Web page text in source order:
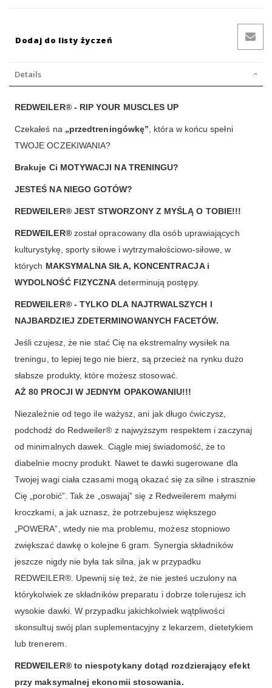
Dodaj do listy życzeń
Details
REDWEILER® - RIP YOUR MUSCLES UP
Czekałeś na „przedtreningówkę” , która w końcu spełni
TWOJE OCZEKIWANIA?
Brakuje Ci MOTYWACJI NA TRENINGU?
JESTEŚ NA NIEGO GOTÓW?
REDWEILER® JEST STWORZONY Z MYŚLĄ O TOBIE!!!
REDWEILER®został opracowany dla osób uprawiających
kulturystykę, sporty siłowe i wytrzymałościowo-siłowe, w
których MAKSYMALNA SIŁA, KONCENTRACJA i
WYDOLNOŚĆ FIZYCZNA determinują postępy.
REDWEILER® - TYLKO DLA NAJTRWALSZYCH I
NAJBARDZIEJ ZDETERMINOWANYCH FACETÓW.
Jeśli czujesz, że nie stać Cię na ekstremalny wysiłek na
treningu, to lepiej tego nie bierz, są przecież na rynku dużo
słabsze produkty, które możesz stosować.
AŻ 80 PROCJI W JEDNYM OPAKOWANIU!!!
Niezależnie od tego ile ważysz, ani jak długo ćwiczysz,
podchodź do Redweiler® z najwyższym respektem i zaczynaj
od minimalnych dawek. Ciągle miej świadomość, że to
diabelnie mocny produkt. Nawet te dawki sugerowane dla
Twojej wagi ciała czasami mogą okazać się za silne i strasznie
Cię „porobić”. Tak że „oswajaj” się z Redweilerem małymi
kroczkami, a jak uznasz, że potrzebujesz większego
„POWERA”, wtedy nie ma problemu, możesz stopniowo
zwiększać dawkę o kolejne 6 gram. Synergia składników
jeszcze nigdy nie była tak silna, jak w przypadku
REDWEILER®. Upewnij się też, że nie jesteś uczulony na
którykolwiek ze składników preparatu i dobrze tolerujesz ich
wysokie dawki. W przypadku jakichkolwiek wątpliwości
skonsultuj swój plan suplementacyjny z lekarzem, dietetykiem
lub trenerem.
REDWEILER® to niespotykany dotąd rozdzierający efekt
przy maksymalnej ekonomii stosowania.